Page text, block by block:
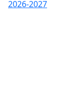
2026-2027